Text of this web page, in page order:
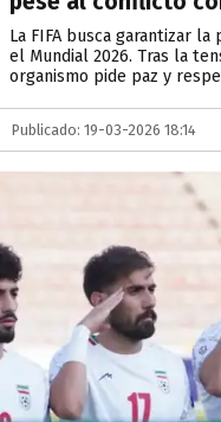
La FIFA busca garantizar
el Mundial 2026. Tras la
organismo pide paz y
Publicado: 19-03-2026 18:14